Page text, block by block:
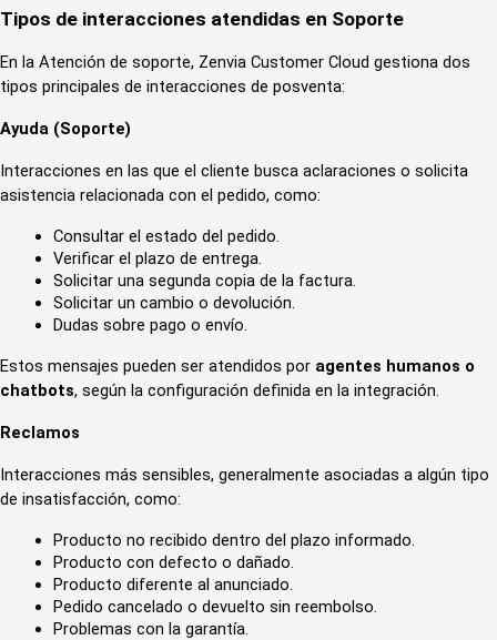
Tipos de interacciones atendidas en Soporte
En la Atención de soporte, Zenvia Customer Cloud gestiona dos
tipos principales de interacciones de posventa:
Ayuda (Soporte)
Interacciones en las que el cliente busca aclaraciones o solicita
asistencia relacionada con el pedido, como:
Consultar el estado del pedido.
Verificar el plazo de entrega.
Solicitar una segunda copia de la factura.
Solicitar un cambio o devolución.
Dudas sobre pago o envío.
Estos mensajes pueden ser atendidos por agentes humanos o
chatbots, según la configuración definida en la integración.
Reclamos
Interacciones más sensibles, generalmente asociadas a algún tipo
de insatisfacción, como:
Producto no recibido dentro del plazo informado.
Producto con defecto o dañado.
Producto diferente al anunciado.
Pedido cancelado o devuelto sin reembolso.
Problemas con la garantía.